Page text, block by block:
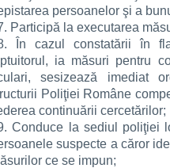
persoanelor şi a
Participă la executarea
În cazul constatării în
ia măsuri pentru
sesizează imediat
Poliţiei Române
continuării cercetărilor;
Conduce la sediul poliţiei
suspecte a căror
ce se impun;